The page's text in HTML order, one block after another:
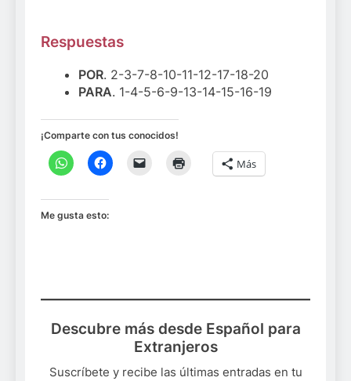
Respuestas
POR. 2-3-7-8-10-11-12-17-18-20
PARA. 1-4-5-6-9-13-14-15-16-19
¡Comparte con tus conocidos!
Más
Me gusta esto:
Descubre más desde Español para
Extranjeros
Suscríbete y recibe las últimas entradas en tu